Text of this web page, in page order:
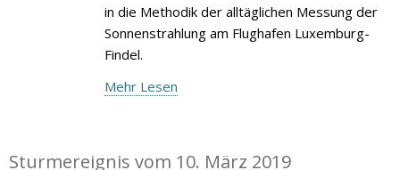
in die Methodik der alltäglichen Messung der
Sonnenstrahlung am Flughafen Luxemburg-
Findel.
Mehr Lesen
Sturmereignis vom 10. März 2019